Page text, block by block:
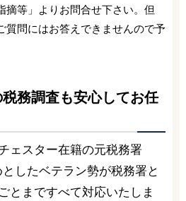
等」よりお問合せ下さい。但
質問にはお答えできませんので予
税務調査も安心してお任
ェスター在籍の元税務署
したベテラン勢が税務署と
とまですべて対応いたしま